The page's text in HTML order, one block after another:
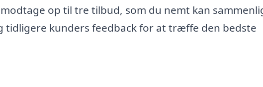
op til tre tilbud, som du nemt kan
tidligere kunders feedback for at træffe den bedste